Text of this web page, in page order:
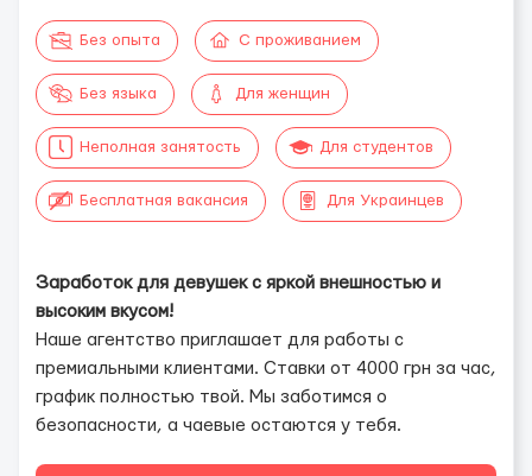
Без опыта С проживанием
Без языка Для женщин
Неполная занятость Для студентов
Бесплатная вакансия Для Украинцев
Заработок для девушек с яркой внешностью и
высоким вкусом!
Наше агентство приглашает для работы с
премиальными клиентами. Ставки от 4000 грн за час,
график полностью твой. Мы заботимся о
безопасности, а чаевые остаются у тебя.